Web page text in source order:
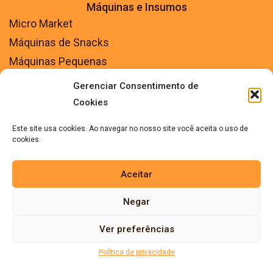
Gerenciar Consentimento de
Cookies
Este site usa cookies. Ao navegar no nosso site você aceita o uso de
cookies.
Aceitar
Negar
Ver preferências
Política de privacidade
Máquinas e Insumos
Micro Market
Máquinas de Snacks
Máquinas Pequenas
Máquinas Automáticas
Máquinas Semi Automáticas
Insumos diversos
Copyright © 2026 Pracafé – Todos os direitos
reservados